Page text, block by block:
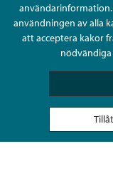
användarinformation.
användningen av alla
att acceptera kakor
Ställ en fråga
Kontaktuppgifter